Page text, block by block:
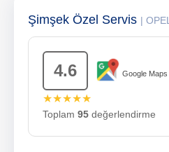
Şimşek Özel Servis | OPEL
4.6 Google Maps
★★★★★
Toplam 95 değerlendirme